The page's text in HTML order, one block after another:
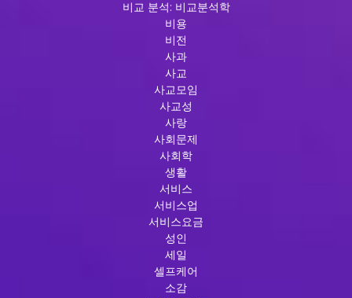
비교 분석: 비교분석학
비용
비전
사과
사교
사교모임
사교성
사랑
사회문제
사회학
생활
서비스
서비스업
서비스요금
성인
세일
셀프케어
소감